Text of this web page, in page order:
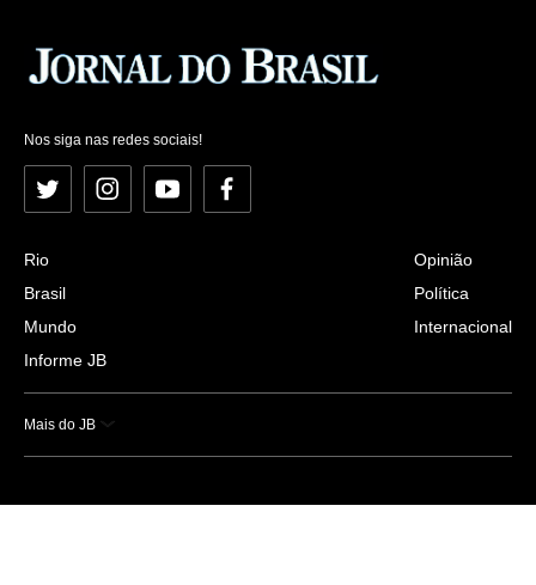
Nos siga nas redes sociais!
Twitter InstagramYouTubeFacebook
Rio
Brasil
Mundo
Informe JB
Opinião
Política
Internacional
Mais do JB
Esportes